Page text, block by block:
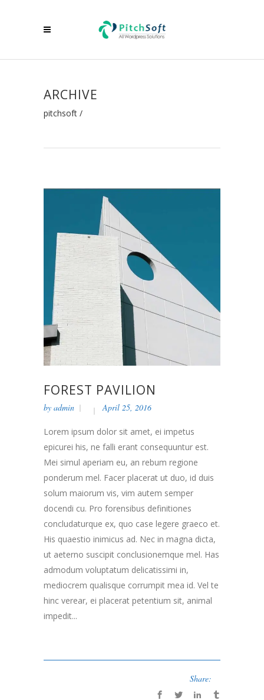
ARCHIVE
pitchsoft /
FOREST PAVILION
by admin April 25, 2016
Lorem ipsum dolor sit amet, ei impetus
epicurei his, ne falli erant consequuntur est.
Mei simul aperiam eu, an rebum regione
ponderum mel. Facer placerat ut duo, id duis
solum maiorum vis, vim autem semper
docendi cu. Pro forensibus definitiones
concludaturque ex, quo case legere graeco et.
His quaestio inimicus ad. Nec in magna dicta,
ut aeterno suscipit conclusionemque mel. Has
admodum voluptatum delicatissimi in,
mediocrem qualisque corrumpit mea id. Vel te
hinc verear, ei placerat petentium sit, animal
impedit...
Share: